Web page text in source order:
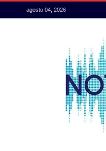
agosto 04, 2026